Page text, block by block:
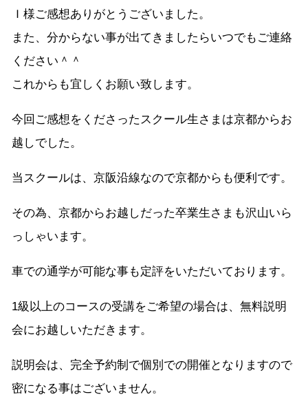
Ｉ様ご感想ありがとうございました。
また、分からない事が出てきましたらいつでもご連絡
ください＾＾
これからも宜しくお願い致します。
今回ご感想をくださったスクール生さまは京都からお
越しでした。
当スクールは、京阪沿線なので京都からも便利です。
その為、京都からお越しだった卒業生さまも沢山いら
っしゃいます。
車での通学が可能な事も定評をいただいております。
1級以上のコースの受講をご希望の場合は、無料説明
会にお越しいただきます。
説明会は、完全予約制で個別での開催となりますので
密になる事はございません。